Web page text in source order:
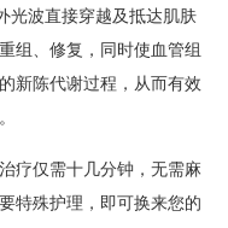
波直接穿越及抵达肌肤
组、修复，同时使血管组
新陈代谢过程，从而有效
仅需十几分钟，无需麻
特殊护理，即可换来您的